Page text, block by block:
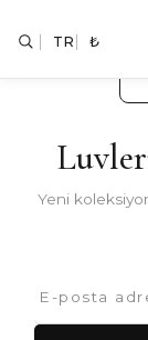
Yeni
TR ₺